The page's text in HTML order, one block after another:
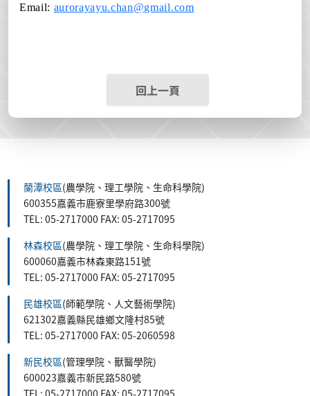
Email: aurorayayu.chan@gmail.com
回上一頁
蘭潭校區(農學院、理工學院、生命科學院)
600355嘉義市鹿寮里學府路300號
TEL: 05-2717000 FAX: 05-2717095
林森校區(農學院、理工學院、生命科學院)
600060嘉義市林森東路151號
TEL: 05-2717000 FAX: 05-2717095
民雄校區(師範學院、人文藝術學院)
621302嘉義縣民雄鄉文隆村85號
TEL: 05-2717000 FAX: 05-2060598
新民校區(管理學院、獸醫學院)
600023嘉義市新民路580號
TEL: 05-2717000 FAX: 05-2717095